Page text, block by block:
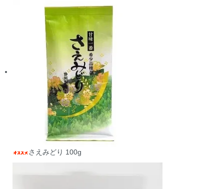
さえみどり 100g